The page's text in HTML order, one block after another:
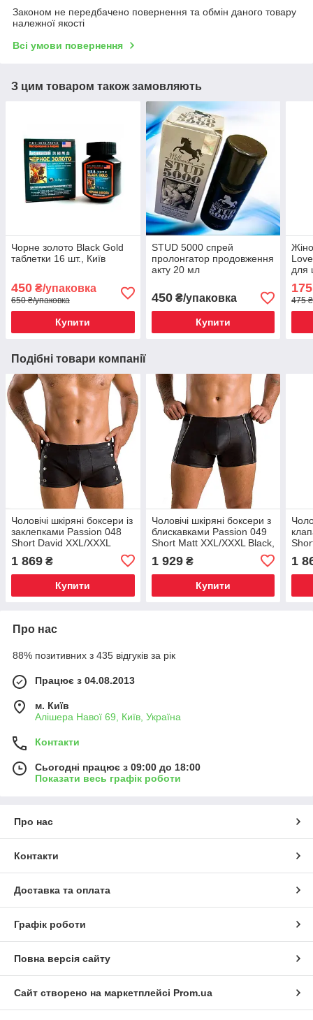
Законом не передбачено повернення та обмін даного товару
належної якості
Всі умови повернення
З цим товаром також замовляють
Чорне золото Black Gold
таблетки 16 шт., Київ
450 ₴/упаковка
650 ₴/упаковка
Купити
STUD 5000 спрей
пролонгатор продовження
акту 20 мл
450₴/упаковка
Купити
для
175
475
Подібні товари компанії
Чоловічі шкіряні боксери із
заклепками Passion 048
Short David XXL/XXXL
1 869 ₴
Купити
Чоловічі шкіряні боксери з
блискавками Passion 049
Short Matt XXL/XXXL Black,
1 929₴
Купити
1
Про нас
88% позитивних з 435 відгуків за рік
Працює з 04.08.2013
м. Київ
Алішера Навої 69, Київ, Україна
Контакти
Сьогодні працює з 09:00 до 18:00
Показати весь графік роботи
Про нас
Контакти
Доставка та оплата
Графік роботи
Повна версія сайту
Сайт створено на маркетплейсі Prom.ua